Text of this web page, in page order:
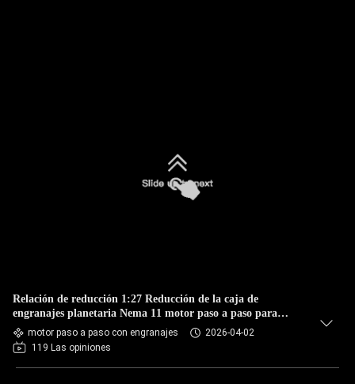
Relación de reducción 1:27 Reducción de la caja de
engranajes planetaria Nema 11 motor paso a paso para
equipos de belleza
motor paso a paso con engranajes
2026-04-02
119 Las opiniones